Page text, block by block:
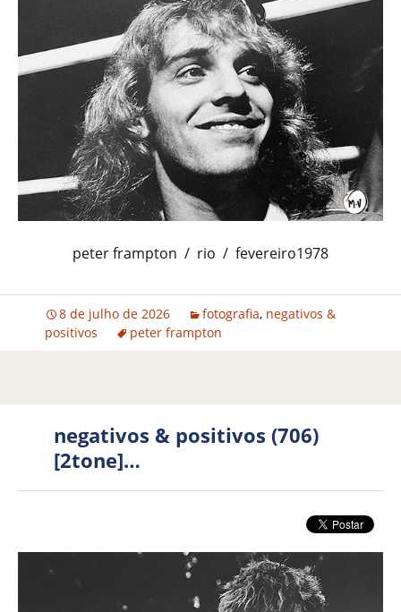
peter frampton / rio / fevereiro1978
8 de julho de 2026 fotografia, negativos &
positivos
peter frampton
negativos & positivos (706)
[2tone]…